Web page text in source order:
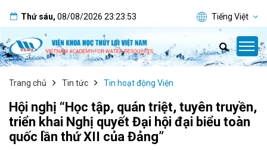
Thứ sáu, 08/08/2026 23:23:53 Tiếng Việt
Trang chủ Tin tức Tin hoạt động Viện
Hội nghị “Học tập, quán triệt, tuyên truyền,
triển khai Nghị quyết Đại hội đại biểu toàn
quốc lần thứ XII của Đảng”